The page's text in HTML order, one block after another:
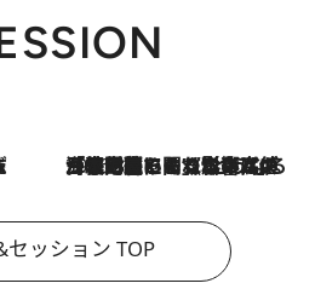
2026.8.3
「住宅建てられない…」「サーチャージ料の高値が続いている」ホルムズ海峡封鎖による影響はいつまで続く？《エネルギー専門家に聞く“どうなる日本の暮らし”》
セッション TOP